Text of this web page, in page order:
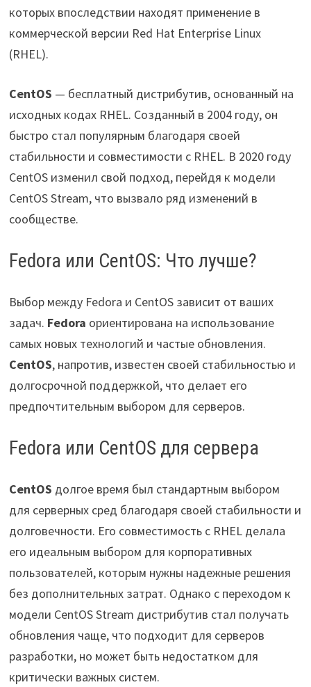
которых впоследствии находят применение в
коммерческой версии Red Hat Enterprise Linux
(RHEL).
CentOS — бесплатный дистрибутив, основанный на
исходных кодах RHEL. Созданный в 2004 году, он
быстро стал популярным благодаря своей
стабильности и совместимости с RHEL. В 2020 году
CentOS изменил свой подход, перейдя к модели
CentOS Stream, что вызвало ряд изменений в
сообществе.
Fedora или CentOS: Что лучше?
Выбор между Fedora и CentOS зависит от ваших
задач. Fedora ориентирована на использование
самых новых технологий и частые обновления.
CentOS, напротив, известен своей стабильностью и
долгосрочной поддержкой, что делает его
предпочтительным выбором для серверов.
Fedora или CentOS для сервера
CentOS долгое время был стандартным выбором
для серверных сред благодаря своей стабильности и
долговечности. Его совместимость с RHEL делала
его идеальным выбором для корпоративных
пользователей, которым нужны надежные решения
без дополнительных затрат. Однако с переходом к
модели CentOS Stream дистрибутив стал получать
обновления чаще, что подходит для серверов
разработки, но может быть недостатком для
критически важных систем.